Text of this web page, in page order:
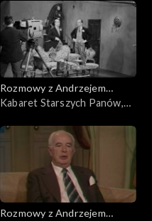
Rozmowy z Andrzejem
Doboszem
Kabaret Starszych Panów,
Rozmowy z Andrzejem